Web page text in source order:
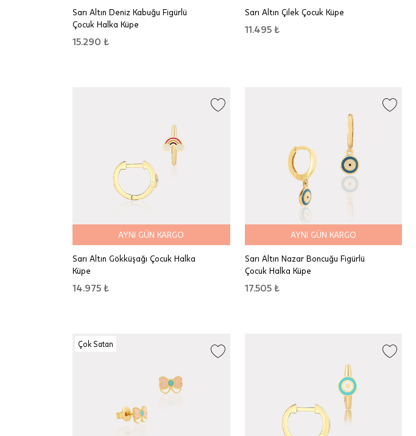
Sarı Altın Deniz Kabuğu Figürlü
Çocuk Halka Küpe
15.290 ₺
Sarı Altın Çilek Çocuk Küpe
11.495 ₺
AYNI GÜN KARGO
Sarı Altın Gökküşağı Çocuk Halka
Küpe
14.975 ₺
AYNI GÜN KARGO
Sarı Altın Nazar Boncuğu Figürlü
Çocuk Halka Küpe
17.505 ₺
Çok Satan